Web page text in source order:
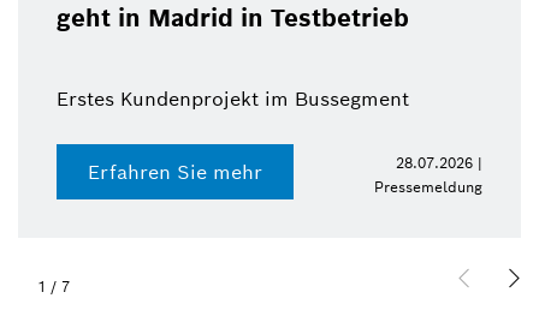
Testbetrieb
Bussegment
28.07.2026 |
zum Ende des
Erfahren Sie
2 / 7